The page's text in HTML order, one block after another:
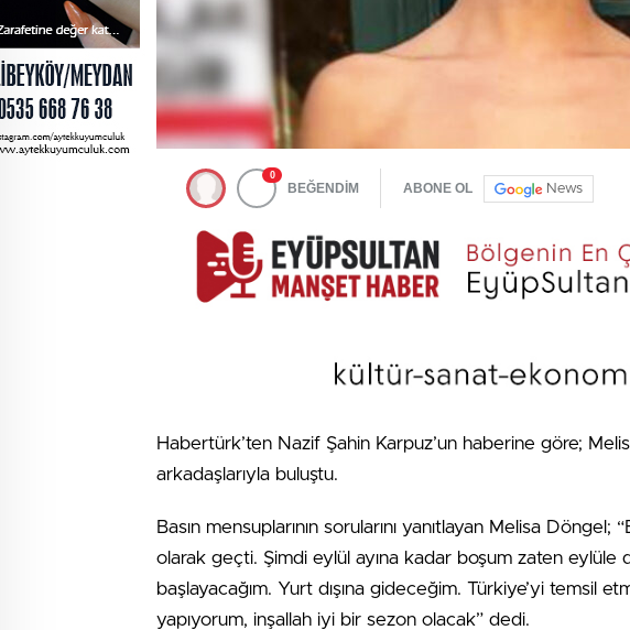
0
BEĞENDİM ABONE OL News
Habertürk’ten Nazif Şahin Karpuz’un haberine göre;
arkadaşlarıyla buluştu.
Basın mensuplarının sorularını yanıtlayan Melisa
olarak geçti. Şimdi eylül ayına kadar boşum zaten eylüle
başlayacağım. Yurt dışına gideceğim. Türkiye’yi temsil
yapıyorum, inşallah iyi bir sezon olacak” dedi.